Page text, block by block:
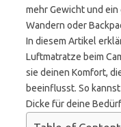
mehr Gewicht und ein
Wandern oder
In diesem Artikel
Luftmatratze beim
sie deinen Komfort,
beeinflusst. So
Dicke für deine